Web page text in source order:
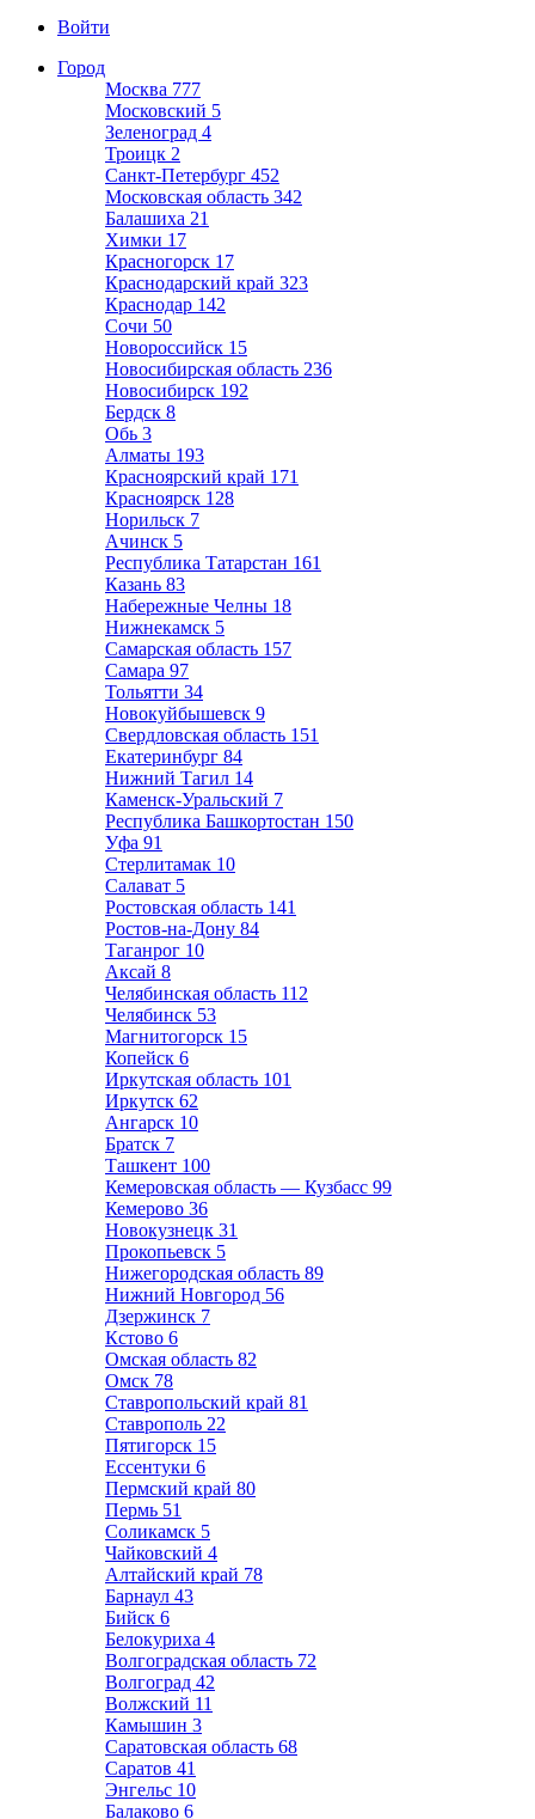
Войти
Город
Москва 777
Московский 5
Зеленоград 4
Троицк 2
Санкт-Петербург 452
Московская область 342
Балашиха 21
Химки 17
Красногорск 17
Краснодарский край 323
Краснодар 142
Сочи 50
Новороссийск 15
Новосибирская область 236
Новосибирск 192
Бердск 8
Обь 3
Алматы 193
Красноярский край 171
Красноярск 128
Норильск 7
Ачинск 5
Республика Татарстан 161
Казань 83
Набережные Челны 18
Нижнекамск 5
Самарская область 157
Самара 97
Тольятти 34
Новокуйбышевск 9
Свердловская область 151
Екатеринбург 84
Нижний Тагил 14
Каменск-Уральский 7
Республика Башкортостан 150
Уфа 91
Стерлитамак 10
Салават 5
Ростовская область 141
Ростов-на-Дону 84
Таганрог 10
Аксай 8
Челябинская область 112
Челябинск 53
Магнитогорск 15
Копейск 6
Иркутская область 101
Иркутск 62
Ангарск 10
Братск 7
Ташкент 100
Кемеровская область — Кузбасс 99
Кемерово 36
Новокузнецк 31
Прокопьевск 5
Нижегородская область 89
Нижний Новгород 56
Дзержинск 7
Кстово 6
Омская область 82
Омск 78
Ставропольский край 81
Ставрополь 22
Пятигорск 15
Ессентуки 6
Пермский край 80
Пермь 51
Соликамск 5
Чайковский 4
Алтайский край 78
Барнаул 43
Бийск 6
Белокуриха 4
Волгоградская область 72
Волгоград 42
Волжский 11
Камышин 3
Саратовская область 68
Саратов 41
Энгельс 10
Балаково 6